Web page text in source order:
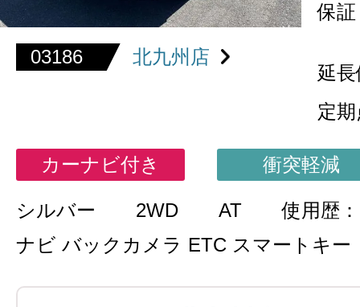
03186 北九州店
保証
延
定
カーナビ付き 衝突軽減
シルバー 2WD AT
使用歴
ナビ バックカメラ ETC スマートキー